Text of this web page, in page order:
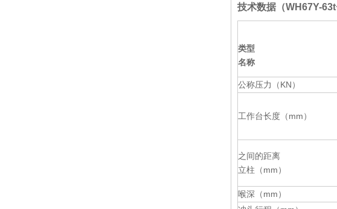
技术数据（WH67Y-
类型
名称
公称压力（KN）
工作台长度（mm）
之间的距离
立柱（mm）
喉深（mm）